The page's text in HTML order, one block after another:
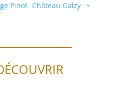
Pinot Château Galzy